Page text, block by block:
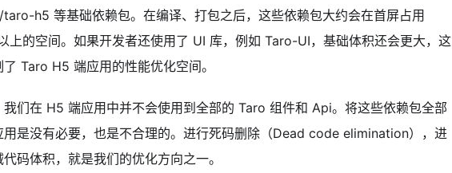
h5 等基础依赖包。在编译、打包之后，这些依赖包大约会在首屏占用
上的空间。如果开发者还使用了 UI 库，例如 Taro-UI，基础体积还会更大，这
了 Taro H5 端应用的性能优化空间。
我们在 H5 端应用中并不会使用到全部的 Taro 组件和 Api。将这些依赖包全部
用是没有必要，也是不合理的。进行死码删除（Dead code elimination），进
码体积，就是我们的优化方向之一。